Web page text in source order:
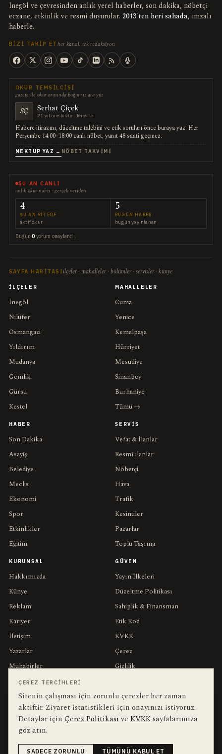
İnegöl ve çevresinden anlık yerel haberler, son dakika, nöbetçi
eczane, etkinlik ve resmi duyurular. 2013'ten beri sahada, imzalı
haberle.
BIZI TAKIP ET her kanal, tek redaksiyon
OKUR TEMSILCISI
gazete ile okur arasında bağımsız ara yüz
SÇ Serhat Çiçek
21 yıl meslekte · Temsilci
Habere itirazını, düzeltme talebini ve etik soruları önce buraya yaz. Her
Perşembe 14:00–18:00 canlı nöbet; yanıt 48 saati geçmez.
MEKTUP YAZ → NÖBET TAKVIMI
ŞU AN CANLI
anlık okur nabzı · gerçek veriden
4
ŞU AN SITEDE
aktif okur
5
BUGÜN HABER
bugün yayınlanan
Bugün0 yorum onaylandı.
SAYFA HARITASI ilçeler · mahalleler · bölümler · servisler · künye
İLÇELER
İnegöl
Nilüfer
Osmangazi
Yıldırım
Mudanya
Gemlik
Gürsu
Kestel
MAHALLELER
Cuma
Yenice
Kemalpaşa
Hürriyet
Mesudiye
Sinanbey
Burhaniye
Tümü →
HABER
Son Dakika
Asayiş
Belediye
Meclis
Ekonomi
Spor
Etkinlikler
Eğitim
SERVIS
Vefat & İlanlar
Resmî ilanlar
Nöbetçi
Hava
Trafik
Kesintiler
Pazarlar
Toplu Taşıma
KURUMSAL
Hakkımızda
Künye
Reklam
Kariyer
İletişim
Yazarlar
Muhabirler
Editörler
GÜVEN
Yayın İlkeleri
Düzeltme Politikası
Sahiplik & Finansman
Etik Kod
KVKK
Çerez
Gizlilik
YEREL ARANANLAR bu hafta en çok aranan
İnegöl inegol-belediyesi
ÇEREZ TERCIHLERI
Sitenin çalışması için zorunlu çerezler her zaman
aktiftir. Ziyaret istatistikleri için onayınızı istiyoruz.
Detaylar için Çerez Politikasıve KVKKsayfalarımıza
göz atın.
SADECE ZORUNLU TÜMÜNÜ KABUL ET